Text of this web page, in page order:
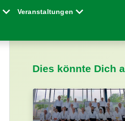
Veranstaltungen
Dies könnte Dich